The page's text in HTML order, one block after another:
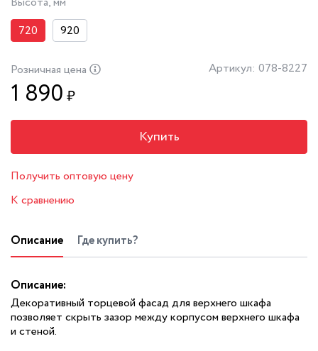
720
920
Розничная цена
1 890 ₽
Артикул: 078-8227
Купить
Получить оптовую цену
К сравнению
Описание Где купить?
Описание:
Декоративный торцевой фасад для верхнего шкафа
позволяет скрыть зазор между корпусом верхнего шкафа
и стеной.